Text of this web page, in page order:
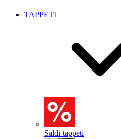
TAPPETI
Saldi tappeti